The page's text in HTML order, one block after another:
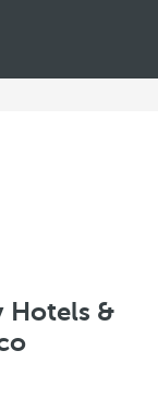
Hotels &